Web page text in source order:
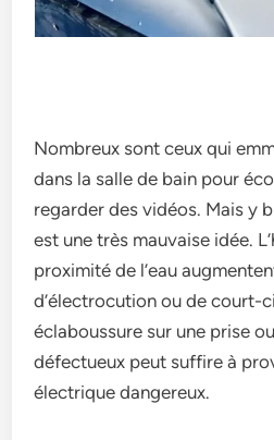
Nombreux sont ceux qui
dans la salle de bain pour
regarder des vidéos. Mais y
est une très mauvaise idée.
proximité de l’eau
d’électrocution ou de court-
éclaboussure sur une prise
défectueux peut suffire à
électrique dangereux.